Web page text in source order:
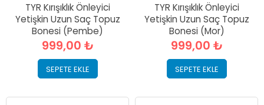
TYR Kırışıklık Önleyici
Yetişkin Uzun Saç Topuz
Bonesi (Pembe)
999,00 ₺
SEPETE EKLE
TYR Kırışıklık Önleyici
Yetişkin Uzun Saç Topuz
Bonesi (Mor)
999,00 ₺
SEPETE EKLE